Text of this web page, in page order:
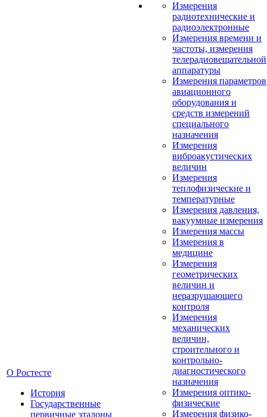
О Ростесте
История
Государственные
первичные эталоны
Измерения
радиотехнические и
радиоэлектронные
Измерения времени и
частоты, измерения
телерадиовещательной
аппаратуры
Измерения параметров
авиационного
оборудования и
средств измерений
специального
назначения
Измерения
виброакустических
величин
Измерения
теплофизические и
температурные
Измерения давления,
вакуумные измерения
Измерения массы
Измерения в
медицине
Измерения
геометрических
величин и
неразрушающего
контроля
Измерения
механических
величин,
строительного и
контрольно-
диагностического
назначения
Измерения оптико-
физические
Измерения физико-